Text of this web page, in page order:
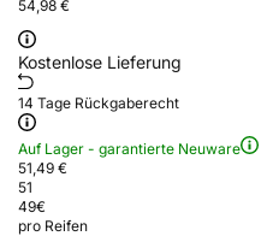
54,98 €
Kostenlose Lieferung
14 Tage Rückgaberecht
Auf Lager - garantierte Neuware
51,49 €
51
49€
pro Reifen